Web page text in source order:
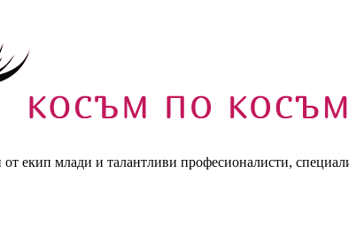
от екип млади и талантливи професионалисти,